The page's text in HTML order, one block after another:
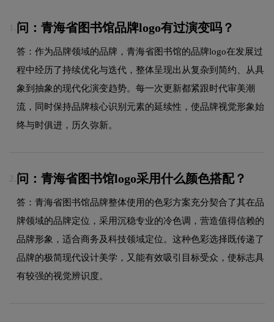
问：青海省图书馆品牌logo有过演变吗？
答：作为品牌领域的品牌，青海省图书馆的品牌logo在发展过
程中经历了持续优化与迭代，整体呈现出从复杂到简约、从具
象到抽象的现代化演变趋势。每一次更新都紧跟时代审美潮
流，同时保持品牌核心识别元素的延续性，使品牌视觉形象始
终与时俱进，历久弥新。
2. 问：青海省图书馆logo采用什么颜色搭配？
答：青海省图书馆品牌整体使用的色彩方案充分契合了其在品
牌领域的品牌定位，采用沉稳专业的冷色调，营造值得信赖的
品牌形象，适合商务及科技领域定位。这种色彩选择既传递了
品牌的极简现代设计美学，又能有效吸引目标受众，使标志具
有较强的视觉辨识度。